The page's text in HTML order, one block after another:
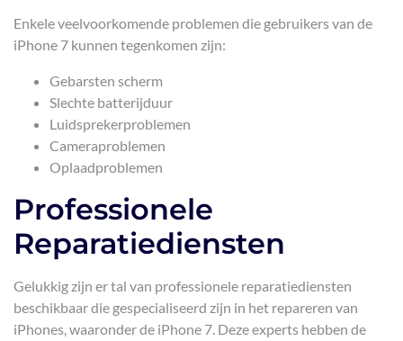
Enkele veelvoorkomende problemen die gebruikers van de
iPhone 7 kunnen tegenkomen zijn:
Gebarsten scherm
Slechte batterijduur
Luidsprekerproblemen
Cameraproblemen
Oplaadproblemen
Professionele
Reparatiediensten
Gelukkig zijn er tal van professionele reparatiediensten
beschikbaar die gespecialiseerd zijn in het repareren van
iPhones, waaronder de iPhone 7. Deze experts hebben de